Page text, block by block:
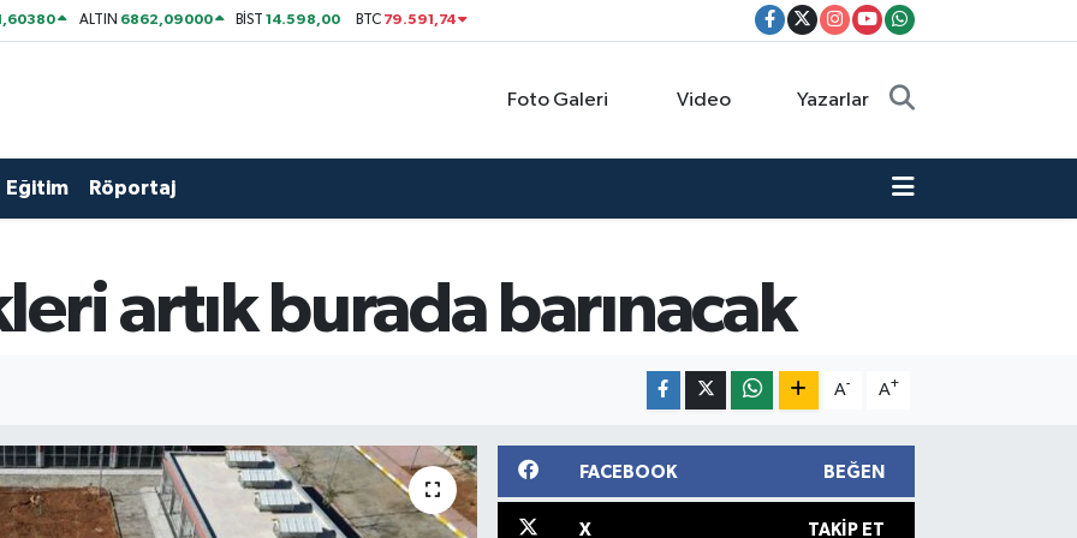
ALTIN 6862,09000 BİST14.598,00 BTC 79.591,74
Foto Galeri Video Yazarlar
Eğitim Röportaj
artık burada barınacak
A- A+
FACEBOOK BEĞEN
X TAKIP ET